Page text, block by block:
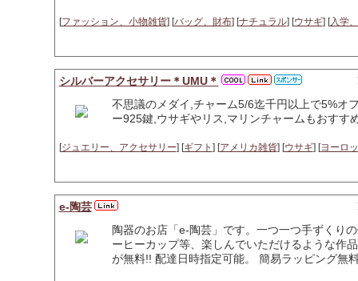
[ファッション、小物雑貨] [バッグ、財布] [ナチュラル] [ウサギ] [入学
シルバーアクセサリー＊UMU＊
不思議のメダイ,チャーム5/6迄千円以上で5%オ
ー925鍵,ウサギやリス,マリンチャームもおすす
[ジュエリー、アクセサリー] [ギフト ] [アメリカ雑貨] [ウサギ] [ヨーロ
e-陶芸
陶器のお店「e-陶芸」です。一つ一つ手ずくり
ーヒーカップ等、楽しんでいただけるような作
が無料!! 配達日時指定可能。 簡易ラッピング無